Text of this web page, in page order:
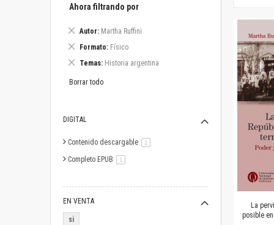
La
posible
Ahora filtrando por
Autor Martha Ruffini
Eliminar
artículo
Formato Físico
Eliminar
artículo
Temas Historia argentina
Eliminar
artículo
Borrar todo
DIGITAL
Contenido descargable 1
Completo EPUB 1
EN VENTA
si